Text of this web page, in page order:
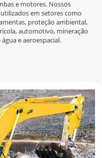
e motores. Nossos
em setores como
proteção ambiental,
automotivo, mineração
e aeroespacial.